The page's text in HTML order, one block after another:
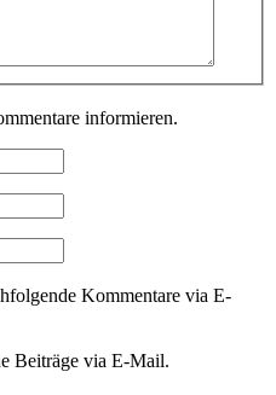
informieren.
Kommentare via E-
Beiträge via E-Mail.